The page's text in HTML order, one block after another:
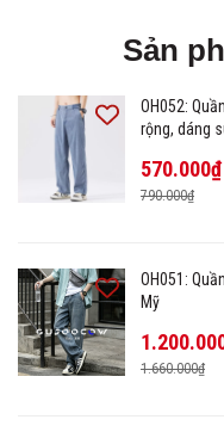
Sản
OH052:
rộng, dáng
570.000₫
790.000₫
OH051:
Mỹ
1.660.000₫